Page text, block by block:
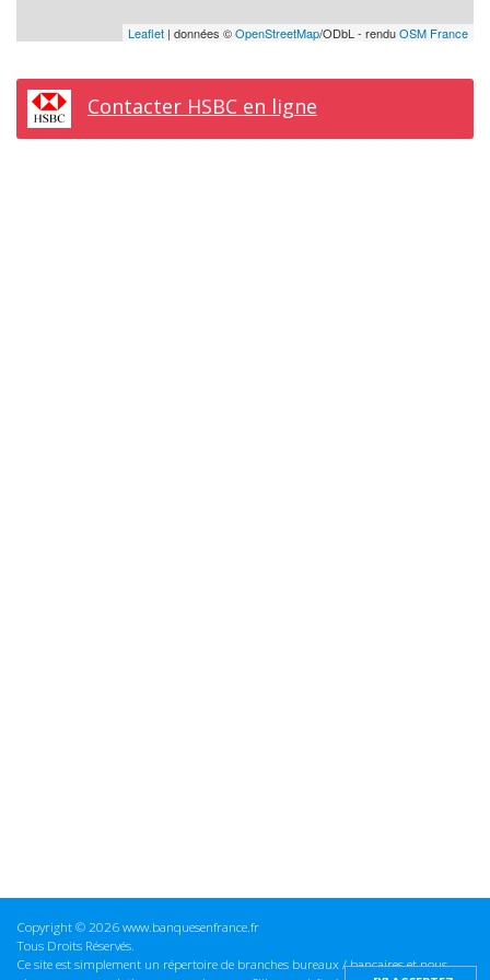
Leaflet | données ©OpenStreetMap/ODbL - renduOSM France
Contacter HSBC en ligne
Copyright © 2026 www.banquesenfrance.fr
Tous Droits Réservés.
Ce site est simplement un répertoire de branches bureaux / bancaires et nous